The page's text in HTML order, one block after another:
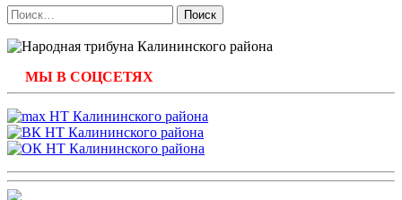
Найти:
МЫ В СОЦСЕТЯХ